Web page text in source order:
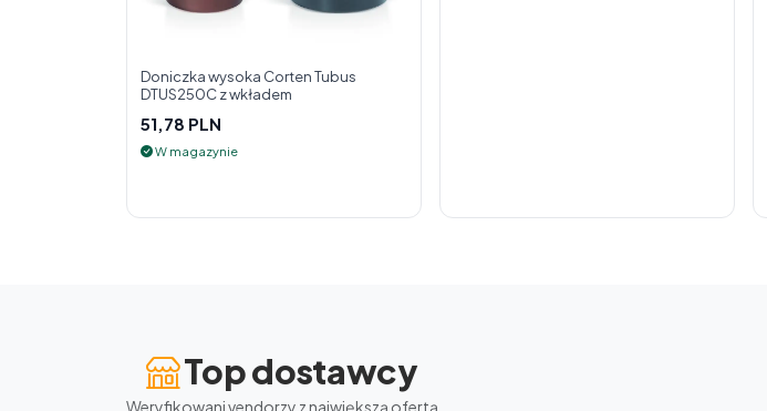
Doniczka wysoka Corten Tubus
DTUS250C z wkładem
51,78 PLN
W magazynie
Top dostawcy
Weryfikowani vendorzy z największą ofertą